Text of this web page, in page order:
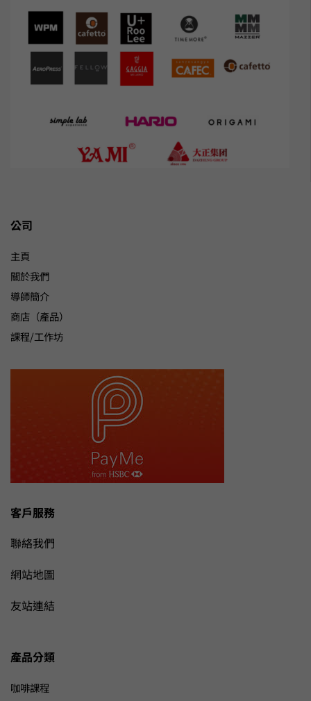
公司
主頁
關於我們
導師簡介
商店（產品）
課程/工作坊
客戶服務
聯絡我們
網站地圖
友站連結
產品分類
咖啡課程